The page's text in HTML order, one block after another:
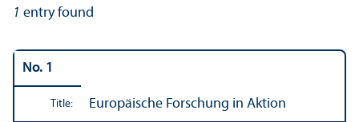
1 entry found
No. 1
Title: Europäische Forschung in Aktion